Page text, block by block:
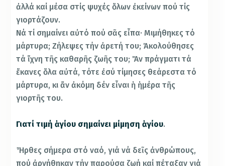
ἀλλά καί μέσα στίς ψυχές ὅλων ἐκείνων πού τίς
γιορτάζουν.
Νά τί σημαίνει αὐτό πού σᾶς εἶπα· Μιμήθηκες τό
μάρτυρα; Ζήλεψες τήν ἀρετή του; Ἀκολούθησες
τά ἴχνη τῆς καθαρῆς ζωῆς του; Ἄν πράγματι τά
ἔκανες ὅλα αὐτά, τότε ἐσύ τίμησες θεάρεστα τό
μάρτυρα, κι ἄν ἀκόμη δέν εἶναι ἡ ἡμέρα τῆς
γιορτῆς του.
Γιατί τιμή ἁγίου σημαίνει μίμηση ἁγίου.
Ἦρθες σήμερα στό ναό, γιά νά δεῖς ἀνθρώπους,
πού ἀρνήθηκαν τήν παρούσα ζωή καί πέταξαν γιά